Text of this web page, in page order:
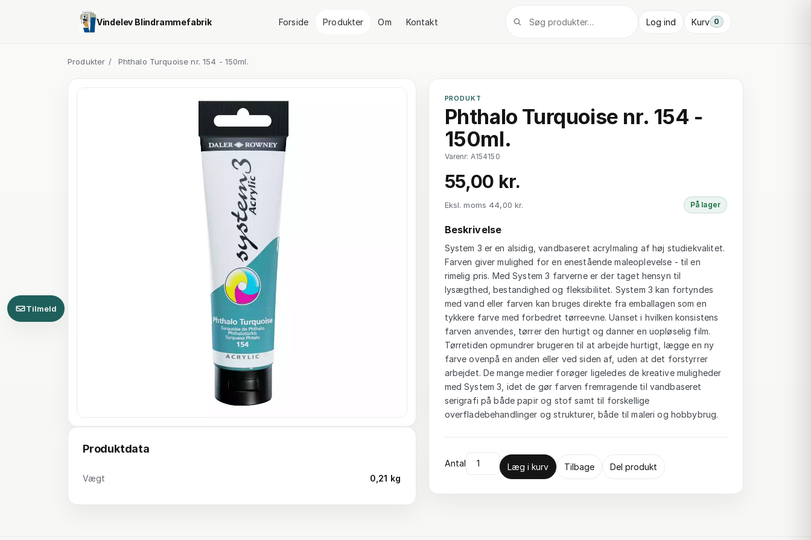
Vindelev Blindrammefabrik Forside Produkter Om Kontakt Log ind Kurv 0
Produkter / Phthalo Turquoise nr. 154 - 150ml.
Produktdata
Vægt 0,21 kg
PRODUKT
Phthalo Turquoise nr. 154 -
150ml.
Varenr: A154150
55,00 kr.
Eksl. moms 44,00 kr. På lager
Beskrivelse
System 3 er en alsidig, vandbaseret acrylmaling af høj studiekvalitet.
Farven giver mulighed for en enestående maleoplevelse - til en
rimelig pris. Med System 3 farverne er der taget hensyn til
lysægthed, bestandighed og fleksibilitet. System 3 kan fortyndes
med vand eller farven kan bruges direkte fra emballagen som en
tykkere farve med forbedret tørreevne. Uanset i hvilken konsistens
farven anvendes, tørrer den hurtigt og danner en uopløselig film.
Tørretiden opmundrer brugeren til at arbejde hurtigt, lægge en ny
farve ovenpå en anden eller ved siden af, uden at det forstyrrer
arbejdet. De mange medier forøger ligeledes de kreative muligheder
med System 3, idet de gør farven fremragende til vandbaseret
serigrafi på både papir og stof samt til forskellige
overfladebehandlinger og strukturer, både til maleri og hobbybrug.
Antal Læg i kurv Tilbage Del produkt
Tilmeld